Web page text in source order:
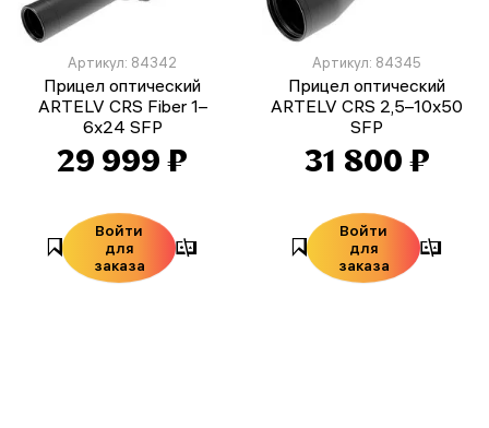
Артикул: 84342
Прицел оптический
ARTELV CRS Fiber 1–
6x24 SFP
29 999 ₽
Войти
для
заказа
Артикул: 84345
Прицел оптический
ARTELV CRS 2,5–10x50
SFP
31 800 ₽
Войти
для
заказа